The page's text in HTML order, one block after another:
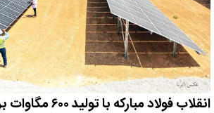
انقلاب فولاد مبارکه با تولید ۶۰۰ مگاوات برق خورشیدی